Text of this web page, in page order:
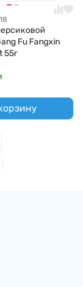
Fu Fangxin
55г